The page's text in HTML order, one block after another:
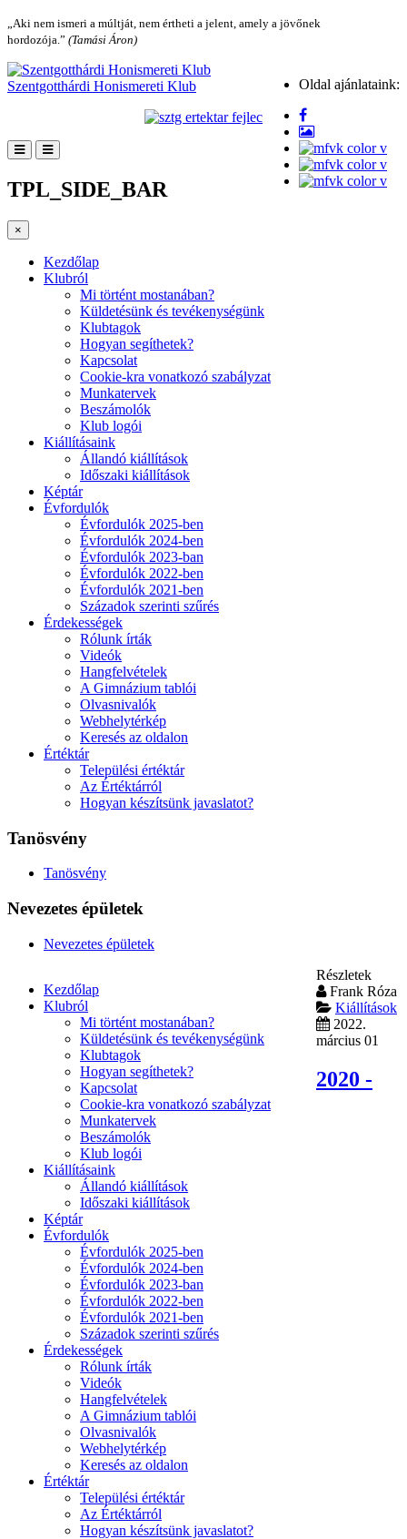
„Aki nem ismeri a múltját, nem értheti a jelent, amely a jövőnek
hordozója.” (Tamási Áron)
Oldal ajánlataink:
Szentgotthárdi Honismereti Klub
TPL_SIDE_BAR
×
Kezdőlap
Klubról
Mi történt mostanában?
Küldetésünk és tevékenységünk
Klubtagok
Hogyan segíthetek?
Kapcsolat
Cookie-kra vonatkozó szabályzat
Munkatervek
Beszámolók
Klub logói
Kiállításaink
Állandó kiállítások
Időszaki kiállítások
Képtár
Évfordulók
Évfordulók 2025-ben
Évfordulók 2024-ben
Évfordulók 2023-ban
Évfordulók 2022-ben
Évfordulók 2021-ben
Századok szerinti szűrés
Érdekességek
Rólunk írták
Videók
Hangfelvételek
A Gimnázium tablói
Olvasnivalók
Webhelytérkép
Keresés az oldalon
Értéktár
Települési értéktár
Az Értéktárról
Hogyan készítsünk javaslatot?
Tanösvény
Tanösvény
Nevezetes épületek
Nevezetes épületek
Kezdőlap
Klubról
Mi történt mostanában?
Küldetésünk és tevékenységünk
Klubtagok
Hogyan segíthetek?
Kapcsolat
Cookie-kra vonatkozó szabályzat
Munkatervek
Beszámolók
Klub logói
Kiállításaink
Állandó kiállítások
Időszaki kiállítások
Képtár
Évfordulók
Évfordulók 2025-ben
Évfordulók 2024-ben
Évfordulók 2023-ban
Évfordulók 2022-ben
Évfordulók 2021-ben
Századok szerinti szűrés
Érdekességek
Rólunk írták
Videók
Hangfelvételek
A Gimnázium tablói
Olvasnivalók
Webhelytérkép
Keresés az oldalon
Értéktár
Települési értéktár
Az Értéktárról
Hogyan készítsünk javaslatot?
Részletek
Frank Róza
Kiállítások
2022.
március 01
2020 -